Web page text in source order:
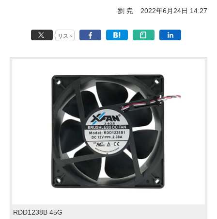
劉 尭 2022年6月24日 14:27
リスト
RDD1238B 45G